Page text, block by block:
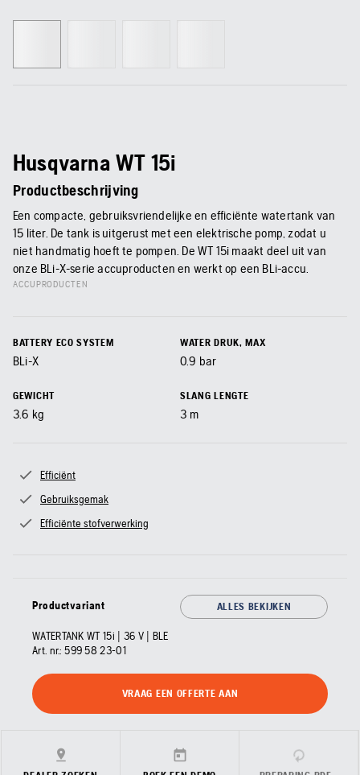
Husqvarna WT 15i
Productbeschrijving
Een compacte, gebruiksvriendelijke en efficiënte watertank van
15 liter. De tank is uitgerust met een elektrische pomp, zodat u
niet handmatig hoeft te pompen. De WT 15i maakt deel uit van
onze BLi-X-serie accuproducten en werkt op een BLi-accu.
ACCUPRODUCTEN
BATTERY ECO SYSTEM
BLi-X
WATER DRUK, MAX
0.9 bar
GEWICHT
3.6 kg
SLANG LENGTE
3 m
Efficiënt
Gebruiksgemak
Efficiënte stofverwerking
Productvariant ALLES BEKIJKEN
WATERTANK WT 15i | 36 V | BLE
Art. nr.: 599 58 23‑01
VRAAG EEN OFFERTE AAN